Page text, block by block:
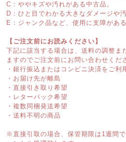
C：ややキズや汚れがある中古品。
D：ひと目でわかる大きなダメージや
E：ジャンク品など、使用に支障があ
【ご注文前にお読みください】
下記に該当する場合は、送料の調整ま
ますのでご注文前にお問い合わせくだ
・銀行振込またはコンビニ決済をご利
・お届け先が離島
・直接引き取り希望
・レターパック希望
・複数同梱発送希望
・送料不明の商品
※直接引取の場合、保管期限は1週間